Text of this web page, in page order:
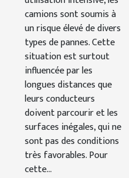
camions sont soumis à
un risque élevé de divers
types de pannes. Cette
situation est surtout
influencée par les
longues distances que
leurs conducteurs
doivent parcourir et les
surfaces inégales, qui ne
sont pas des conditions
très favorables. Pour
cette...